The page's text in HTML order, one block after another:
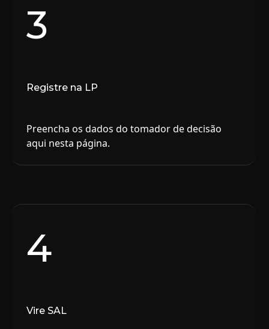
3
Registre na LP
Preencha os dados do tomador de decisão
aqui nesta página.
4
Vire SAL